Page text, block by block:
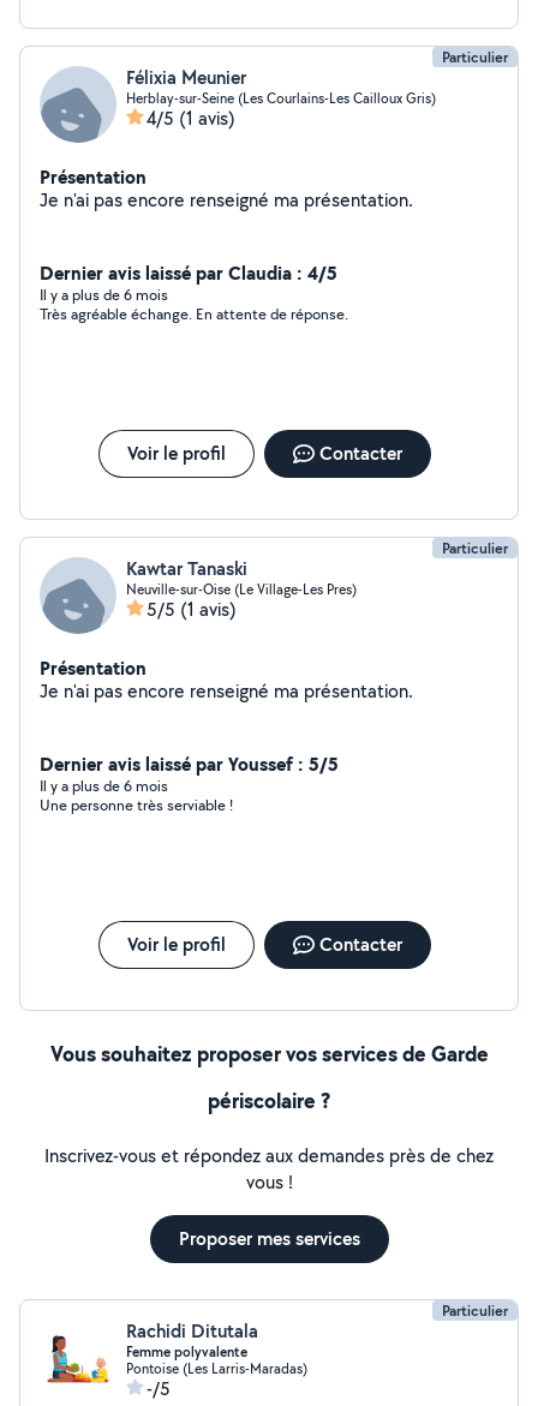
Particulier
Félixia Meunier
Herblay-sur-Seine (Les Courlains-Les Cailloux Gris)
4/5 (1 avis)
Présentation
Je n'ai pas encore renseigné ma présentation.
Dernier avis laissé par Claudia : 4/5
Il y a plus de 6 mois
Très agréable échange. En attente de réponse.
Voir le profil Contacter
Particulier
Kawtar Tanaski
Neuville-sur-Oise (Le Village-Les Pres)
5/5 (1 avis)
Présentation
Je n'ai pas encore renseigné ma présentation.
Dernier avis laissé par Youssef : 5/5
Il y a plus de 6 mois
Une personne très serviable !
Voir le profil Contacter
Vous souhaitez proposer vos services de Garde
périscolaire ?
Inscrivez-vous et répondez aux demandes près de chez
vous !
Proposer mes services
Particulier
Rachidi Ditutala
Femme polyvalente
Pontoise (Les Larris-Maradas)
-/5